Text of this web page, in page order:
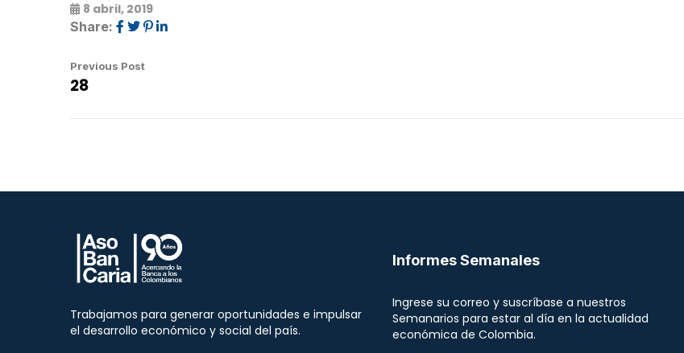
8 abril, 2019
Share:
Previous Post
28
Trabajamos para generar oportunidades e impulsar
el desarrollo económico y social del país.
Informes Semanales
Ingrese su correo y suscríbase a nuestros
Semanarios para estar al día en la actualidad
económica de Colombia.